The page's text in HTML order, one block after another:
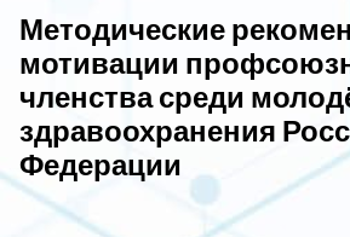
Методические
мотивации
членства среди
здравоохранения
Федерации